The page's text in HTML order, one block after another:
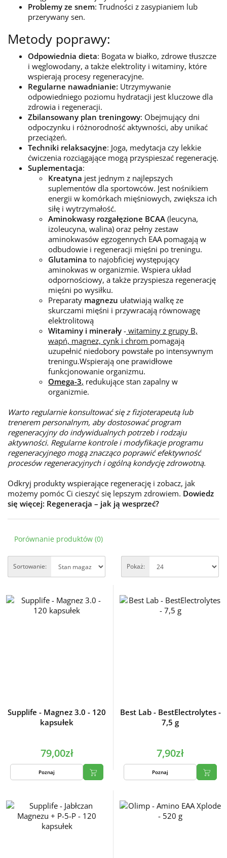
Problemy ze snem: Trudności z zasypianiem lub
przerywany sen.
Metody poprawy:
Odpowiednia dieta: Bogata w białko, zdrowe tłuszcze
i węglowodany, a także elektrolity i witaminy, które
wspierają procesy regeneracyjne.
Regularne nawadnianie: Utrzymywanie
odpowiedniego poziomu hydratacji jest kluczowe dla
zdrowia i regeneracji.
Zbilansowany plan treningowy: Obejmujący dni
odpoczynku i różnorodność aktywności, aby unikać
przeciążeń.
Techniki relaksacyjne: Joga, medytacja czy lekkie
ćwiczenia rozciągające mogą przyspieszać regenerację.
Suplementacja:
Kreatyna jest jednym z najlepszych
suplementów dla sportowców. Jest nośnikiem
energii w komórkach mięśniowych, zwiększa ich
siłę i wytrzymałość.
Aminokwasy rozgałęzione BCAA (leucyna,
izoleucyna, walina) oraz pełny zestaw
aminokwasów egzogennych EAA pomagają w
odbudowie i regeneracji mięśni po treningu.
Glutamina to najobficiej występujący
aminokwas w organizmie. Wspiera układ
odpornościowy, a także przyspiesza regenerację
mięśni po wysiłku.
Preparaty magnezu ułatwiają walkę ze
skurczami mięśni i przywracają równowagę
elektrolitową
Witaminy i minerały - witaminy z grupy B,
wapń, magnez, cynk i chrom pomagają
uzupełnić niedobory powstałe po intensywnym
treningu.Wspierają one prawidłowe
funkcjonowanie organizmu.
Omega-3, redukujące stan zapalny w
organizmie.
Warto regularnie konsultować się z fizjoterapeutą lub
trenerem personalnym, aby dostosować program
regeneracyjny do indywidualnych potrzeb i rodzaju
aktywności. Regularne kontrole i modyfikacje programu
regeneracyjnego mogą znacząco poprawić efektywność
procesów regeneracyjnych i ogólną kondycję zdrowotną.
Odkryj produkty wspierające regenerację i zobacz, jak
możemy pomóc Ci cieszyć się lepszym zdrowiem. Dowiedz
się więcej: Regeneracja – jak ją wesprzeć?
Porównanie produktów (0)
Sortowanie: Pokaż:
Supplife - Magnez 3.0 - 120
kapsułek
79,00zł
Poznaj
Best Lab - BestElectrolytes -
7,5 g
7,90zł
Poznaj